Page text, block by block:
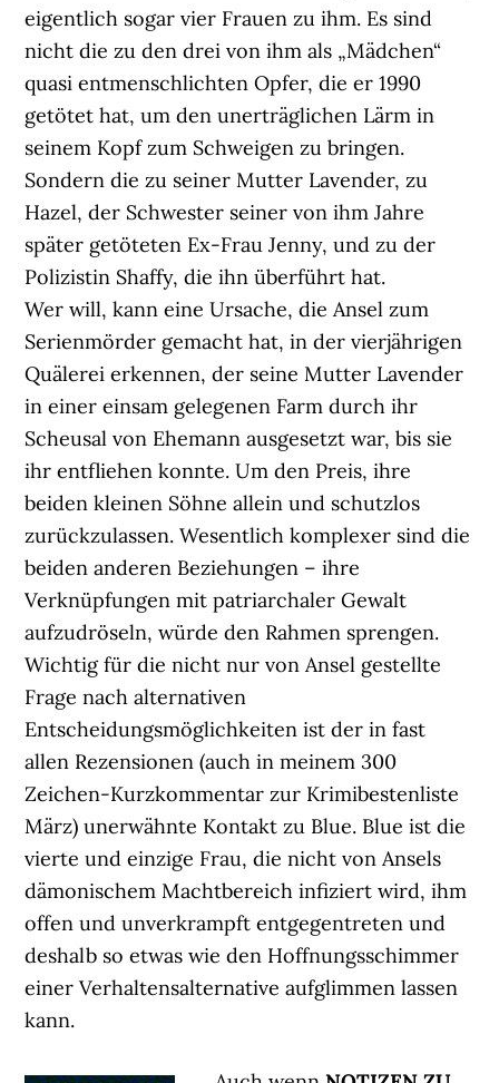
eigentlich sogar vier Frauen zu ihm. Es sind
nicht die zu den drei von ihm als „Mädchen“
quasi entmenschlichten Opfer, die er 1990
getötet hat, um den unerträglichen Lärm in
seinem Kopf zum Schweigen zu bringen.
Sondern die zu seiner Mutter Lavender, zu
Hazel, der Schwester seiner von ihm Jahre
später getöteten Ex-Frau Jenny, und zu der
Polizistin Shaffy, die ihn überführt hat.
Wer will, kann eine Ursache, die Ansel zum
Serienmörder gemacht hat, in der vierjährigen
Quälerei erkennen, der seine Mutter Lavender
in einer einsam gelegenen Farm durch ihr
Scheusal von Ehemann ausgesetzt war, bis sie
ihr entfliehen konnte. Um den Preis, ihre
beiden kleinen Söhne allein und schutzlos
zurückzulassen. Wesentlich komplexer sind die
beiden anderen Beziehungen – ihre
Verknüpfungen mit patriarchaler Gewalt
aufzudröseln, würde den Rahmen sprengen.
Wichtig für die nicht nur von Ansel gestellte
Frage nach alternativen
Entscheidungsmöglichkeiten ist der in fast
allen Rezensionen (auch in meinem 300
Zeichen-Kurzkommentar zur Krimibestenliste
März) unerwähnte Kontakt zu Blue. Blue ist die
vierte und einzige Frau, die nicht von Ansels
dämonischem Machtbereich infiziert wird, ihm
offen und unverkrampft entgegentreten und
deshalb so etwas wie den Hoffnungsschimmer
einer Verhaltensalternative aufglimmen lassen
kann.